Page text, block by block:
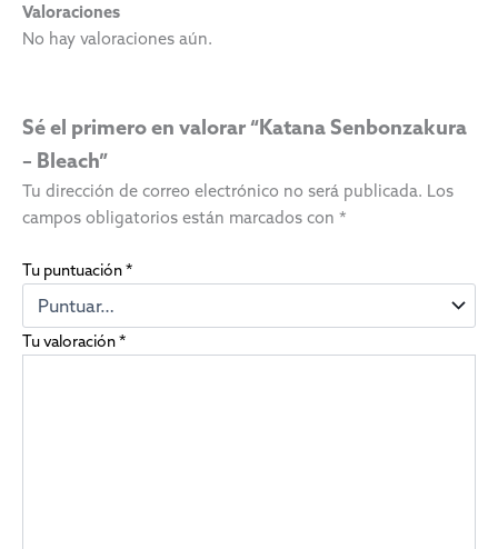
Valoraciones
No hay valoraciones aún.
Sé el primero en valorar “Katana Senbonzakura
– Bleach”
Tu dirección de correo electrónico no será publicada. Los
campos obligatorios están marcados con *
Tu puntuación*
Tu valoración*